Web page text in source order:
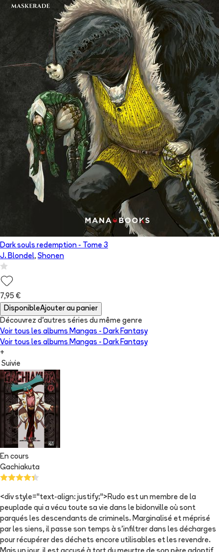
Dark souls redemption - Tome 3
J. Blondel, Shonen
7,95 €
DisponibleAjouter au panier
Découvrez d'autres séries du même genre
Voir tous les albums Mangas - Dark Fantasy
Voir tous les albums Mangas - Dark Fantasy
+
Suivie
En cours
Gachiakuta
<div style="text-align: justify;">Rudo est un membre de la
peuplade qui a vécu toute sa vie dans le bidonville où sont
parqués les descendants de criminels. Marginalisé et méprisé
par les siens, il passe son temps à s'infiltrer dans les décharges
pour récupérer des déchets encore utilisables et les revendre.